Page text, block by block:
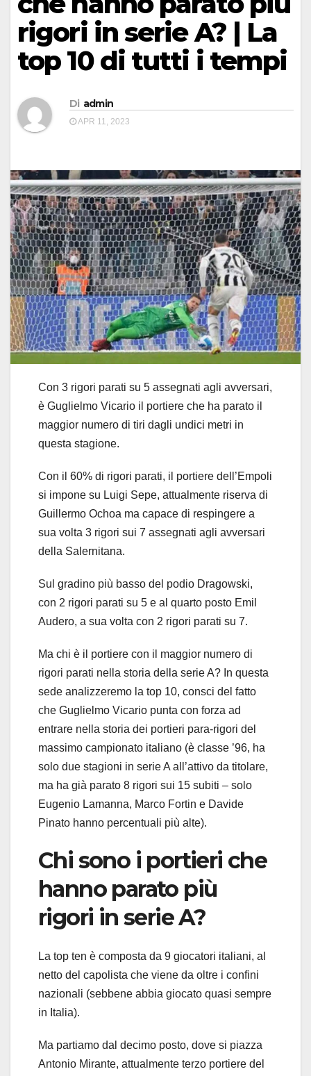
rigori in serie A? | La
top 10 di tutti i tempi
Di admin
APR 11, 2023
Con 3 rigori parati su 5 assegnati agli avversari,
è Guglielmo Vicario il portiere che ha parato il
maggior numero di tiri dagli undici metri in
questa stagione.
Con il 60% di rigori parati, il portiere dell’Empoli
si impone su Luigi Sepe, attualmente riserva di
Guillermo Ochoa ma capace di respingere a
sua volta 3 rigori sui 7 assegnati agli avversari
della Salernitana.
Sul gradino più basso del podio Dragowski,
con 2 rigori parati su 5 e al quarto posto Emil
Audero, a sua volta con 2 rigori parati su 7.
Ma chi è il portiere con il maggior numero di
rigori parati nella storia della serie A? In questa
sede analizzeremo la top 10, consci del fatto
che Guglielmo Vicario punta con forza ad
entrare nella storia dei portieri para-rigori del
massimo campionato italiano (è classe ’96, ha
solo due stagioni in serie A all’attivo da titolare,
ma ha già parato 8 rigori sui 15 subiti – solo
Eugenio Lamanna, Marco Fortin e Davide
Pinato hanno percentuali più alte).
Chi sono i portieri che
hanno parato più
rigori in serie A?
La top ten è composta da 9 giocatori italiani, al
netto del capolista che viene da oltre i confini
nazionali (sebbene abbia giocato quasi sempre
in Italia).
Ma partiamo dal decimo posto, dove si piazza
Antonio Mirante, attualmente terzo portiere del